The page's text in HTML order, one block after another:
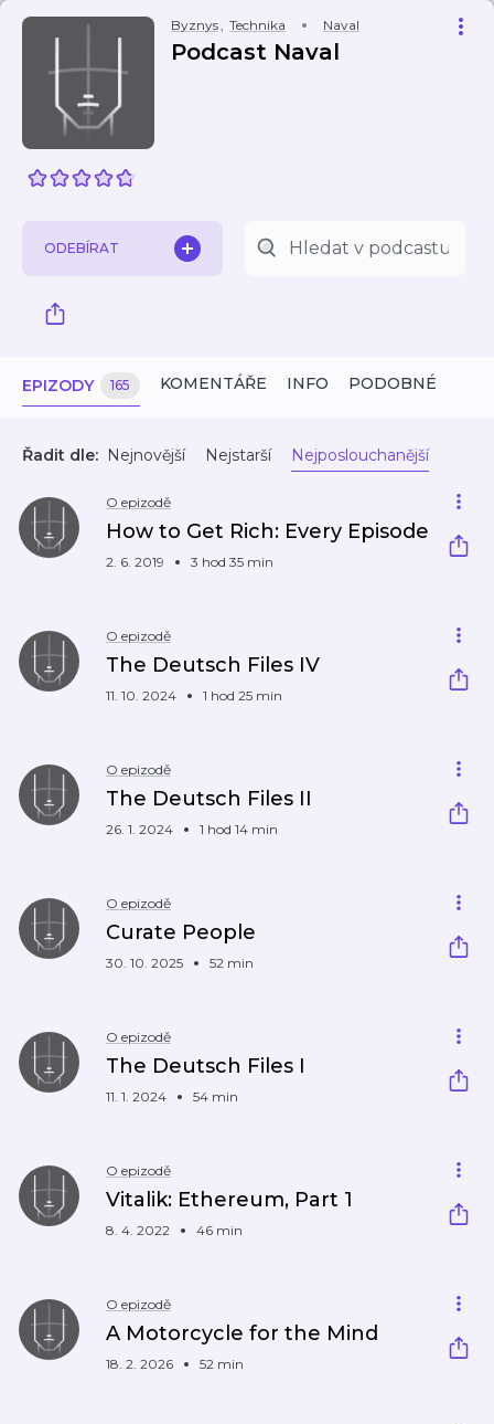
Byznys, Technika Naval
Podcast Naval
ODEBÍRAT
EPIZODY 165 KOMENTÁŘE INFO PODOBNÉ
Řadit dle: Nejnovější Nejstarší Nejposlouchanější
O epizodě
How to Get Rich: Every Episode
2. 6. 2019 3 hod 35 min
O epizodě
The Deutsch Files IV
11. 10. 2024 1 hod 25 min
O epizodě
The Deutsch Files II
26. 1. 2024 1 hod 14 min
O epizodě
Curate People
30. 10. 2025 52 min
O epizodě
The Deutsch Files I
11. 1. 2024 54 min
O epizodě
Vitalik: Ethereum, Part 1
8. 4. 2022 46 min
O epizodě
A Motorcycle for the Mind
18. 2. 2026 52 min